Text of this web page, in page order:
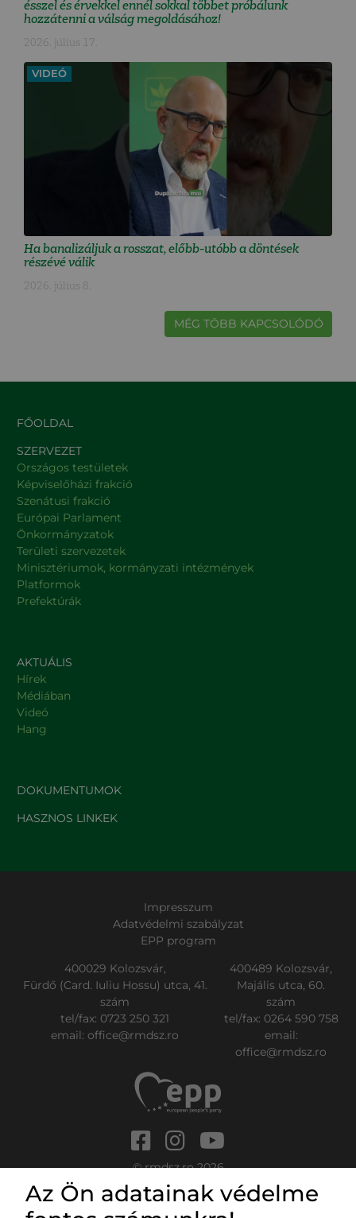
ésszel és érvekkel ennél sokkal többet próbálunk
hozzátenni a válság megoldásához!
2026. július 17.
VIDEÓ
Ha banalizáljuk a rosszat, előbb-utóbb a döntések
részévé válik
2026. július 8.
MÉG TÖBB KAPCSOLÓDÓ
FŐOLDAL
SZERVEZET
Országos testületek
Képviselőházi frakció
Szenátusi frakció
Európai Parlament
Önkormányzatok
Területi szervezetek
Minisztériumok, kormányzati intézmények
Platformok
Prefektúrák
AKTUÁLIS
Hírek
Médiában
Videó
Hang
DOKUMENTUMOK
HASZNOS LINKEK
Impresszum
Adatvédelmi szabályzat
EPP program
400029 Kolozsvár,
Fürdő (Card. Iuliu Hossu) utca, 41.
szám
tel/fax: 0723 250 321
email:office@rmdsz.ro
400489 Kolozsvár,
Majális utca, 60.
szám
tel/fax: 0264 590 758
email:
office@rmdsz.ro
© rmdsz.ro 2026
Az Ön adatainak védelme